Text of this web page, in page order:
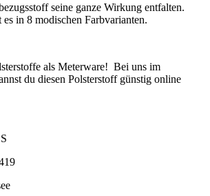
seine ganze Wirkung entfalten.
in 8 modischen Farbvarianten.
als Meterware! Bei uns im
du diesen Polsterstoff günstig online